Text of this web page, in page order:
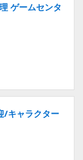
ゲームセンタ
/キャラクター